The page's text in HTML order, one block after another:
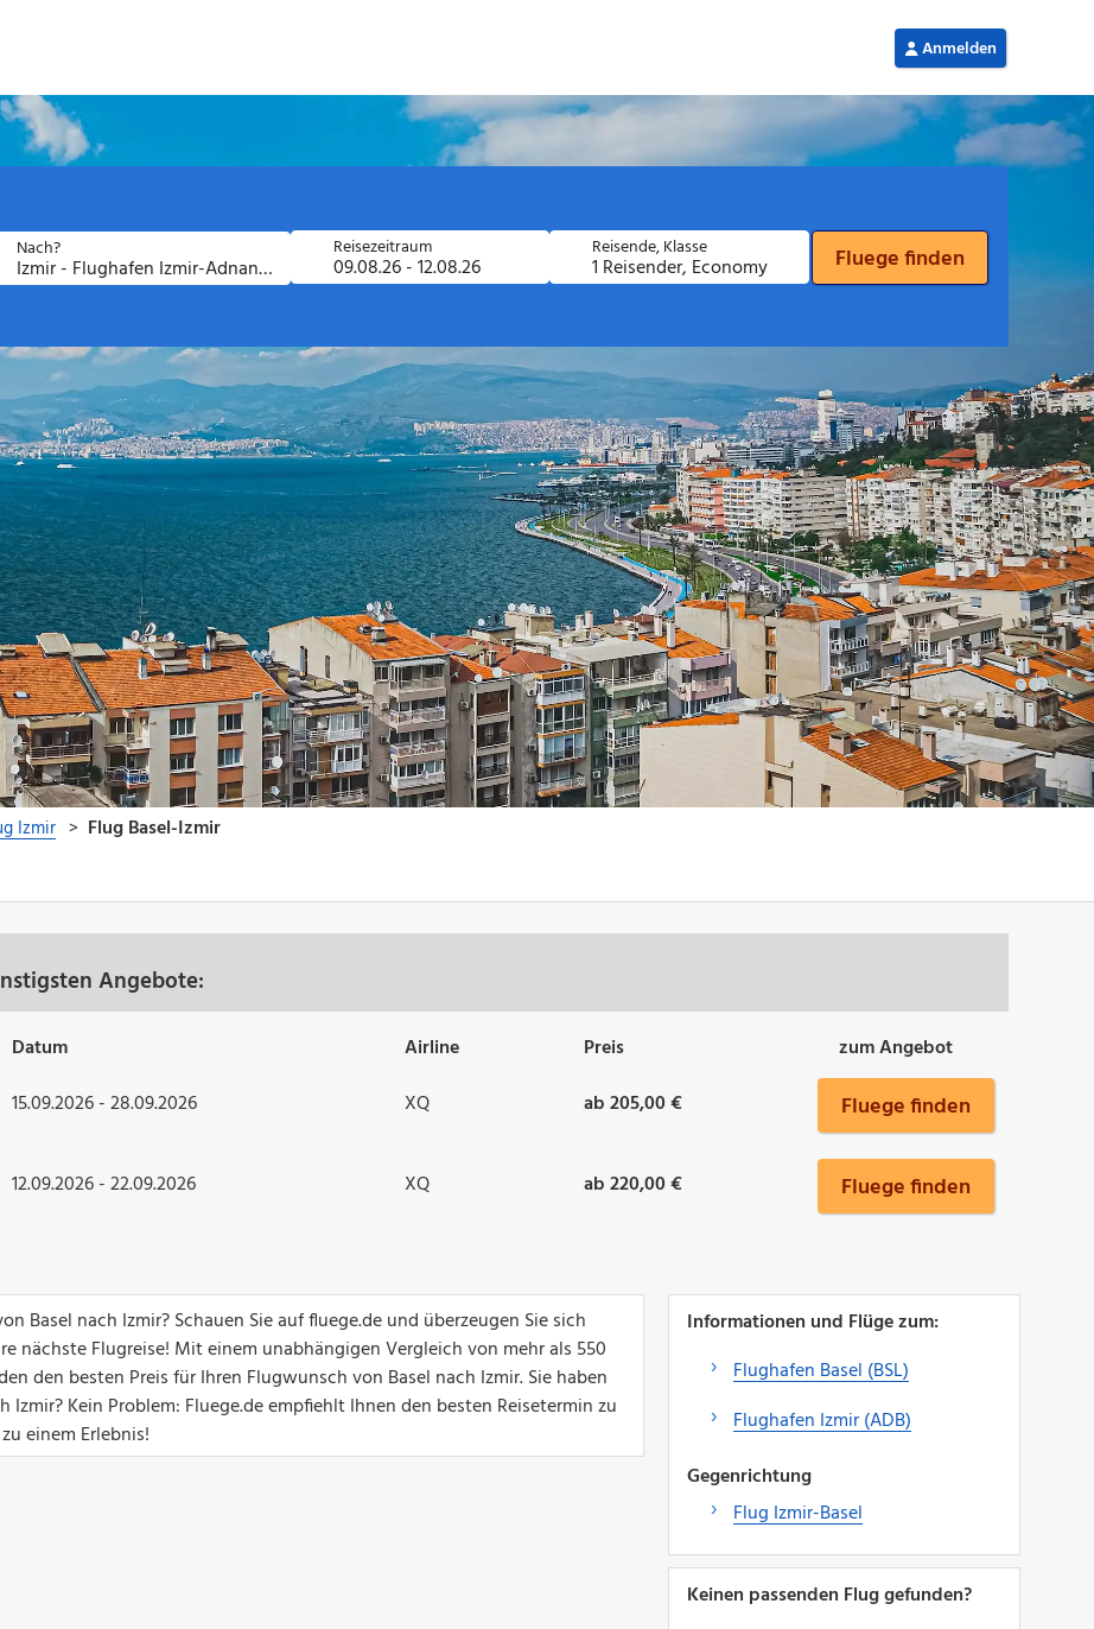
Angebote:
Datum Airline Preis
zum Angebot
15.09.2026 - 28.09.2026 XQ ab 205,00 € Fluege finden
12.09.2026 - 22.09.2026 XQ ab 220,00 € Fluege finden
Basel nach Izmir? Schauen Sie auf fluege.de und überzeugen Sie sich
nächste Flugreise! Mit einem unabhängigen Vergleich von mehr als 550
den besten Preis für Ihren Flugwunsch von Basel nach Izmir. Sie haben
Kein Problem: Fluege.de empfiehlt Ihnen den besten Reisetermin zu
einem Erlebnis!
Informationen und Flüge zum:
Flughafen Basel (BSL)
Flughafen Izmir (ADB)
Gegenrichtung
Flug Izmir-Basel
Keinen passenden Flug gefunden?